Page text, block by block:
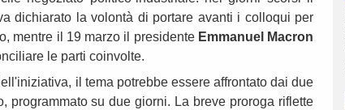
dichiarato la volontà di portare avanti i colloqui per
mentre il 19 marzo il presidente Emmanuel Macron
le parti coinvolte.
il tema potrebbe essere affrontato dai due
programmato su due giorni. La breve proroga riflette